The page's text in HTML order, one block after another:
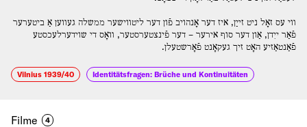
װי עס זאָל ניט זײַן, איז דער אָנהויב פֿון דער ליטװישער ממשלה געװען אַ ביטערער
פֿאַר ייִדן, אַון דער סוף אירער – דער פֿינצטערסטער, װאָס די שוידערלעכסטע
פֿאַנטאַזיע האָט זיך געקאָנט פֿאָרשטעלן.
Vilnius 1939/40 Identitätsfragen: Brüche und Kontinuitäten
Filme 4